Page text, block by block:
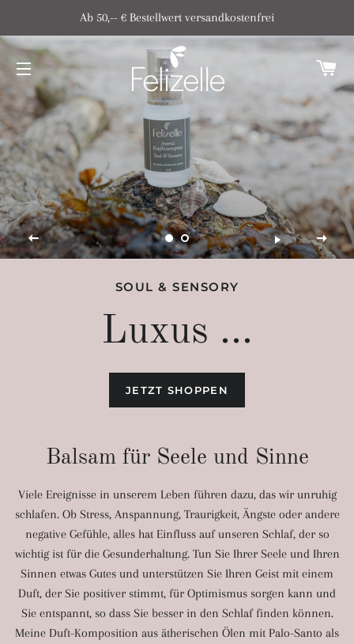
Ab 50,-- € Bestellwert versandkostenfrei
SEITENNAVIGATION
SOUL & SENSORY
Luxus ...
JETZT SHOPPEN
Balsam für Seele und Sinne
Viele Ereignisse in unserem Leben führen dazu, das wir unruhig
schlafen. Ob Stress, Anspannung, Traurigkeit, Ängste oder andere
negative Gefühle, alles hat Einfluss auf unseren Schlaf, der so
wichtig ist für die Gesunderhaltung. Tun Sie Ihrer Seele und Ihren
Sinnen etwas Gutes und unterstützen Sie Ihren Geist mit einem
Duft, der Sie positiver stimmt, für Optimismus sorgen kann und
Sie entspannt, so dass Sie besser in den Schlaf finden können.
Meine Duft-Komposition aus ätherischen Ölen mit Palo-Santo als